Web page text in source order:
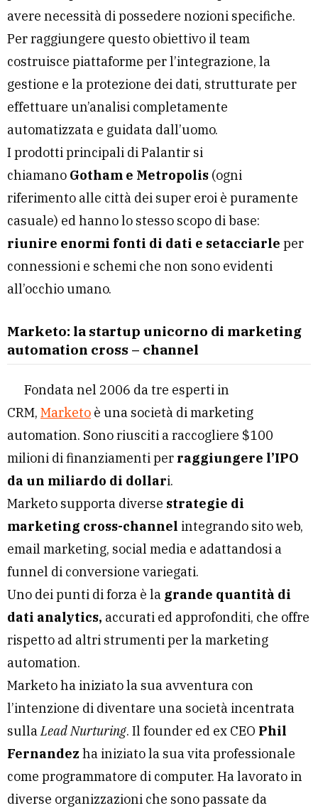
avere necessità di possedere nozioni specifiche.
Per raggiungere questo obiettivo il team
costruisce piattaforme per l’integrazione, la
gestione e la protezione dei dati, strutturate per
effettuare un’analisi completamente
automatizzata e guidata dall’uomo.
I prodotti principali di Palantir si
chiamano Gotham e Metropolis (ogni
riferimento alle città dei super eroi è puramente
casuale) ed hanno lo stesso scopo di base:
riunire enormi fonti di dati e setacciarle per
connessioni e schemi che non sono evidenti
all’occhio umano.
Marketo: la startup unicorno di marketing
automation cross – channel
Fondata nel 2006 da tre esperti in
CRM, Marketo è una società di marketing
automation. Sono riusciti a raccogliere $100
milioni di finanziamenti per raggiungere l’IPO
da un miliardo di dollari.
Marketo supporta diverse strategie di
marketing cross-channel integrando sito web,
email marketing, social media e adattandosi a
funnel di conversione variegati.
Uno dei punti di forza è la grande quantità di
dati analytics, accurati ed approfonditi, che offre
rispetto ad altri strumenti per la marketing
automation.
Marketo ha iniziato la sua avventura con
l’intenzione di diventare una società incentrata
sullaLead Nurturing. Il founder ed ex CEO Phil
Fernandez ha iniziato la sua vita professionale
come programmatore di computer. Ha lavorato in
diverse organizzazioni che sono passate da